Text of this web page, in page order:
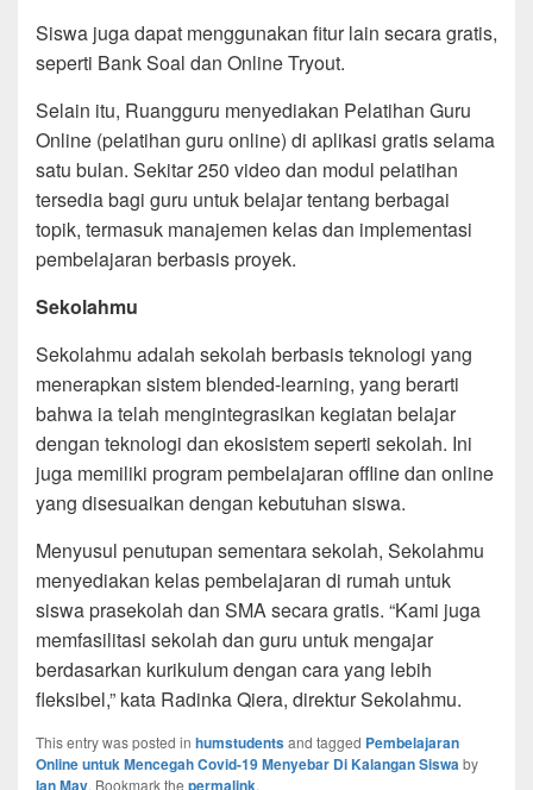
Siswa juga dapat menggunakan fitur lain secara gratis,
seperti Bank Soal dan Online Tryout.
Selain itu, Ruangguru menyediakan Pelatihan Guru
Online (pelatihan guru online) di aplikasi gratis selama
satu bulan. Sekitar 250 video dan modul pelatihan
tersedia bagi guru untuk belajar tentang berbagai
topik, termasuk manajemen kelas dan implementasi
pembelajaran berbasis proyek.
Sekolahmu
Sekolahmu adalah sekolah berbasis teknologi yang
menerapkan sistem blended-learning, yang berarti
bahwa ia telah mengintegrasikan kegiatan belajar
dengan teknologi dan ekosistem seperti sekolah. Ini
juga memiliki program pembelajaran offline dan online
yang disesuaikan dengan kebutuhan siswa.
Menyusul penutupan sementara sekolah, Sekolahmu
menyediakan kelas pembelajaran di rumah untuk
siswa prasekolah dan SMA secara gratis. “Kami juga
memfasilitasi sekolah dan guru untuk mengajar
berdasarkan kurikulum dengan cara yang lebih
fleksibel,” kata Radinka Qiera, direktur Sekolahmu.
This entry was posted in humstudentsand tagged Pembelajaran
Online untuk Mencegah Covid-19 Menyebar Di Kalangan Siswaby
Ian May. Bookmark the permalink.